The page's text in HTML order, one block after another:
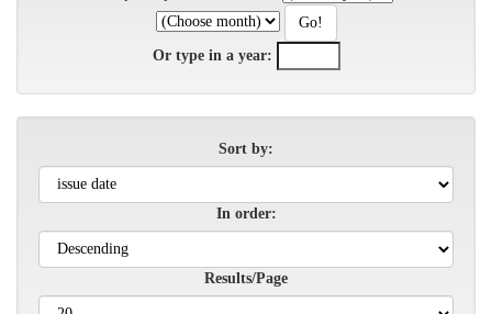
Or type in a year:
Sort by:
In order:
Results/Page